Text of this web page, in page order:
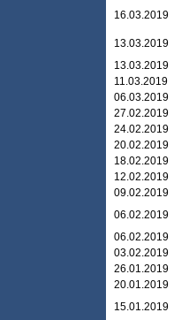
16.03.2019
13.03.2019
13.03.2019
11.03.2019
06.03.2019
27.02.2019
24.02.2019
20.02.2019
18.02.2019
12.02.2019
09.02.2019
06.02.2019
06.02.2019
03.02.2019
26.01.2019
20.01.2019
15.01.2019